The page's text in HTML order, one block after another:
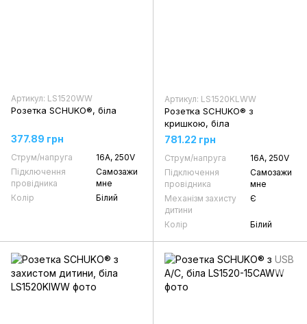
Артикул: LS1520WW
Розетка SCHUKO®, біла
377.89 грн
Струм/напруга
16А, 250V
Підключення
провідника
Самозажи
мне
Колір
Білий
Артикул: LS1520KLWW
Розетка SCHUKO® з
кришкою, біла
781.22 грн
Струм/напруга
16А, 250V
Підключення
провідника
Самозажи
мне
Механізм захисту
дитини
Є
Колір Білий